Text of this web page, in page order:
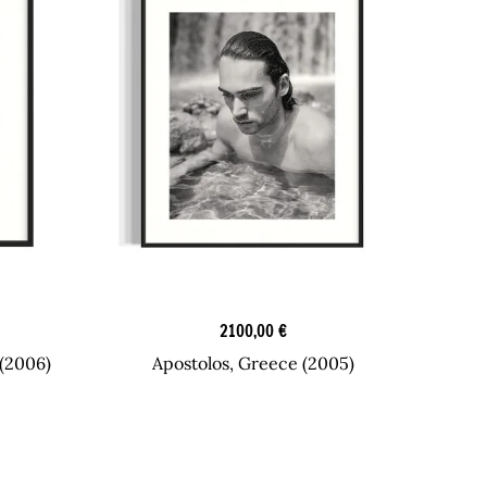
2100,00€
Apostolos, Greece (2005)